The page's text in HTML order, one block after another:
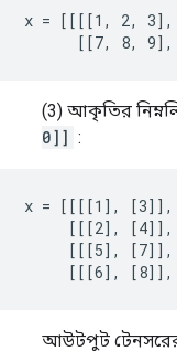
x = [[[[1, 2,
[[7, 8,
(3) আকৃতির
0]] :
x = [[[[1],
[[[2],
[[[5],
[[[6],
আউটপুট